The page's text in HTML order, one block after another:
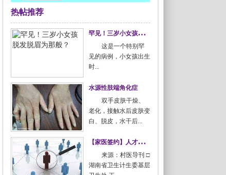
热帖推荐
罕
见！三岁小女孩脱发脱眉为那般？
这是一个特别罕
见的病例，小女孩出生
时...
水源性肢端角化症
双手皮肤干燥、
老化，接触水后皮肤变
白、脱皮，水干后...
【
家医签约】人才不足，卫生院长也犯难！
来源：村医导刊 □
湖南省卫生计生委基层